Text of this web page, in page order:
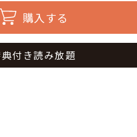
購入する
付き読み放題